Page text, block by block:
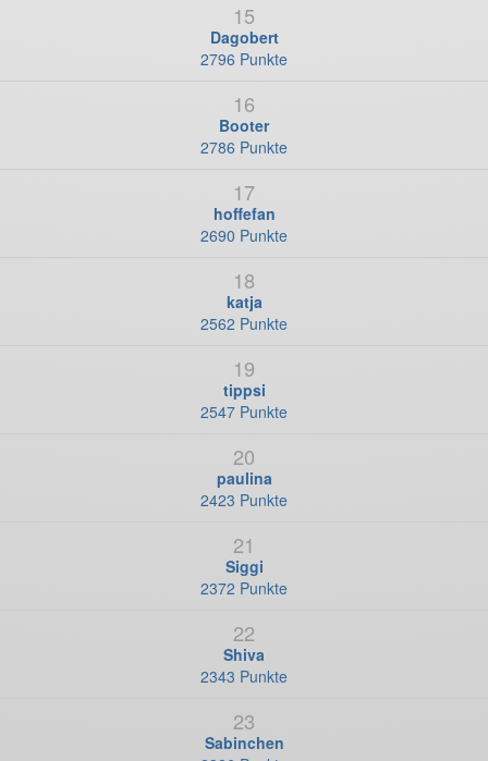
15
Dagobert
2796 Punkte
16
Booter
2786 Punkte
17
hoffefan
2690 Punkte
18
katja
2562 Punkte
19
tippsi
2547 Punkte
20
paulina
2423 Punkte
21
Siggi
2372 Punkte
22
Shiva
2343 Punkte
23
Sabinchen